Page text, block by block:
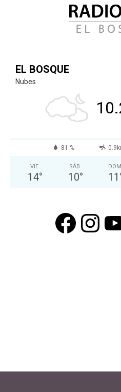
EL BOSQUE
Nubes
81 %
VIE
14°
SÁB
10°
DOM
11